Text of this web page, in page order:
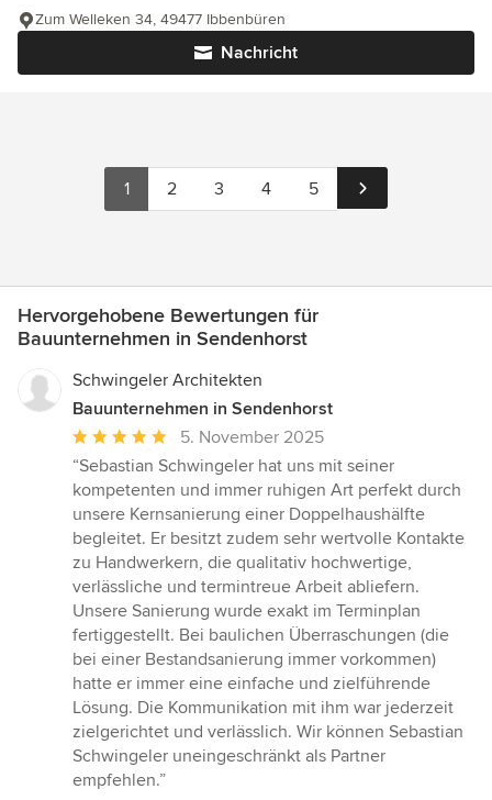
Nachricht
Zum Welleken 34, 49477 Ibbenbüren
1 2 3 4 5
Hervorgehobene Bewertungen für
Bauunternehmen in Sendenhorst
Schwingeler Architekten
Bauunternehmen in Sendenhorst
Durchschnittliche
Bewertung:
5
von
5
Sternen
5. November 2025
“Sebastian Schwingeler hat uns mit seiner
kompetenten und immer ruhigen Art perfekt durch
unsere Kernsanierung einer Doppelhaushälfte
begleitet. Er besitzt zudem sehr wertvolle Kontakte
zu Handwerkern, die qualitativ hochwertige,
verlässliche und termintreue Arbeit abliefern.
Unsere Sanierung wurde exakt im Terminplan
fertiggestellt. Bei baulichen Überraschungen (die
bei einer Bestandsanierung immer vorkommen)
hatte er immer eine einfache und zielführende
Lösung. Die Kommunikation mit ihm war jederzeit
zielgerichtet und verlässlich. Wir können Sebastian
Schwingeler uneingeschränkt als Partner
empfehlen.”